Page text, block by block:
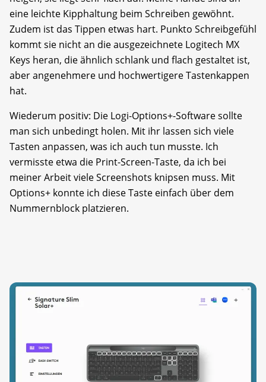
eine leichte Kipphaltung beim Schreiben gewöhnt.
Zudem ist das Tippen etwas hart. Punkto Schreibgefühl
kommt sie nicht an die ausgezeichnete Logitech MX
Keys heran, die ähnlich schlank und flach gestaltet ist,
aber angenehmere und hochwertigere Tastenkappen
hat.
Wiederum positiv: Die Logi-Options+-Software sollte
man sich unbedingt holen. Mit ihr lassen sich viele
Tasten anpassen, was ich auch tun musste. Ich
vermisste etwa die Print-Screen-Taste, da ich bei
meiner Arbeit viele Screenshots knipsen muss. Mit
Options+ konnte ich diese Taste einfach über dem
Nummernblock platzieren.